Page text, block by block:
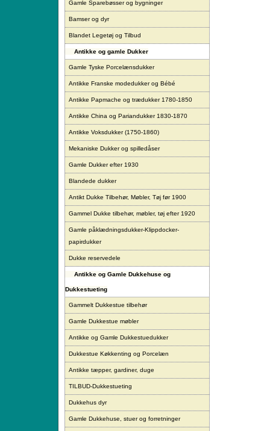
Gamle Sparebøsser og bygninger
Bamser og dyr
Blandet Legetøj og Tilbud
Antikke og gamle Dukker
Gamle Tyske Porcelænsdukker
Antikke Franske modedukker og Bébé
Antikke Papmache og trædukker 1780-1850
Antikke China og Pariandukker 1830-1870
Antikke Voksdukker (1750-1860)
Mekaniske Dukker og spilledåser
Gamle Dukker efter 1930
Blandede dukker
Antikt Dukke Tilbehør, Møbler, Tøj før 1900
Gammel Dukke tilbehør, møbler, tøj efter 1920
Gamle påklædningsdukker-Klippdocker-
papirdukker
Dukke reservedele
Antikke og Gamle Dukkehuse og
Dukkestueting
Gammelt Dukkestue tilbehør
Gamle Dukkestue møbler
Antikke og Gamle Dukkestuedukker
Dukkestue Køkkenting og Porcelæn
Antikke tæpper, gardiner, duge
TILBUD-Dukkestueting
Dukkehus dyr
Gamle Dukkehuse, stuer og forretninger